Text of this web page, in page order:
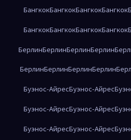
БангкокБангкокБангкокБангкок
БангкокБангкокБангкокБангкок
БерлинБерлинБерлинБерлин
БерлинБерлинБерлинБерлин
Буэнос-АйресБуэнос-Айрес
Буэнос-АйресБуэнос-Айрес
Буэнос-АйресБуэнос-Айрес